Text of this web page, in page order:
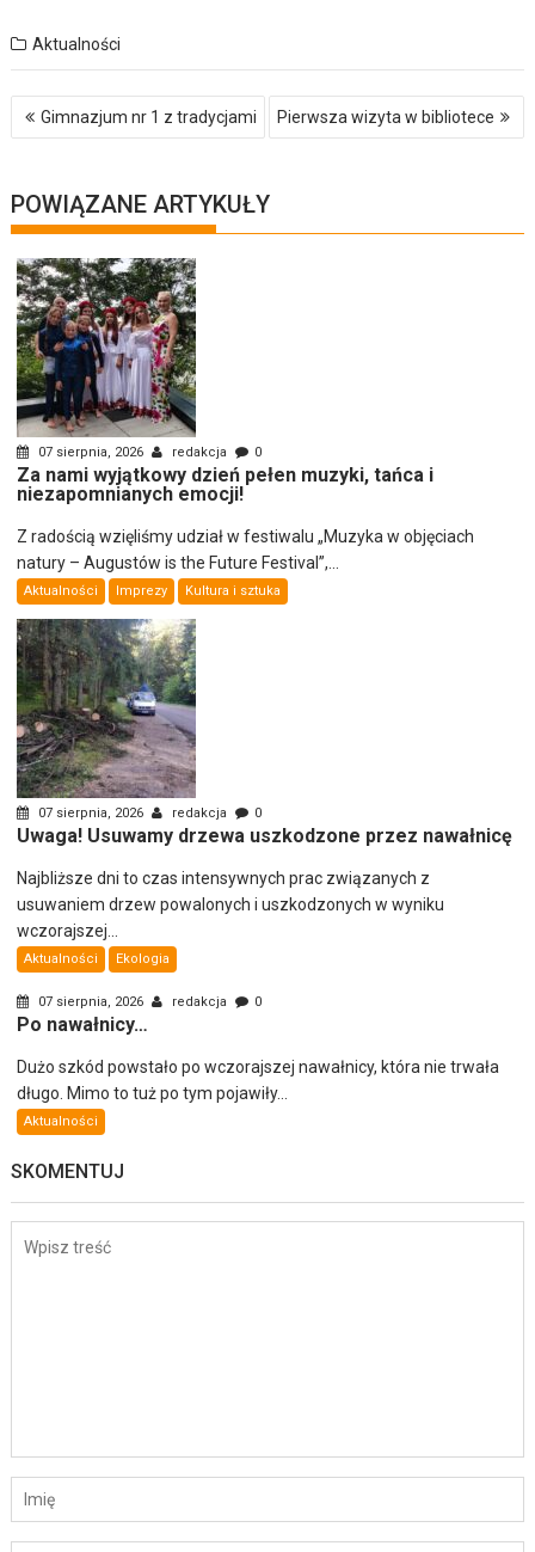
Aktualności
Nawigacja
wpisuGimnazjum nr 1 z tradycjami Pierwsza wizyta w bibliotece
POWIĄZANE ARTYKUŁY
07 sierpnia, 2026 redakcja 0
Za nami wyjątkowy dzień pełen muzyki, tańca i
niezapomnianych emocji!
Z radością wzięliśmy udział w festiwalu „Muzyka w objęciach
natury – Augustów is the Future Festival”,...
Aktualności Imprezy Kultura i sztuka
07 sierpnia, 2026 redakcja 0
Uwaga! Usuwamy drzewa uszkodzone przez nawałnicę
Najbliższe dni to czas intensywnych prac związanych z
usuwaniem drzew powalonych i uszkodzonych w wyniku
wczorajszej...
Aktualności Ekologia
07 sierpnia, 2026 redakcja 0
Po nawałnicy…
Dużo szkód powstało po wczorajszej nawałnicy, która nie trwała
długo. Mimo to tuż po tym pojawiły...
Aktualności
SKOMENTUJ